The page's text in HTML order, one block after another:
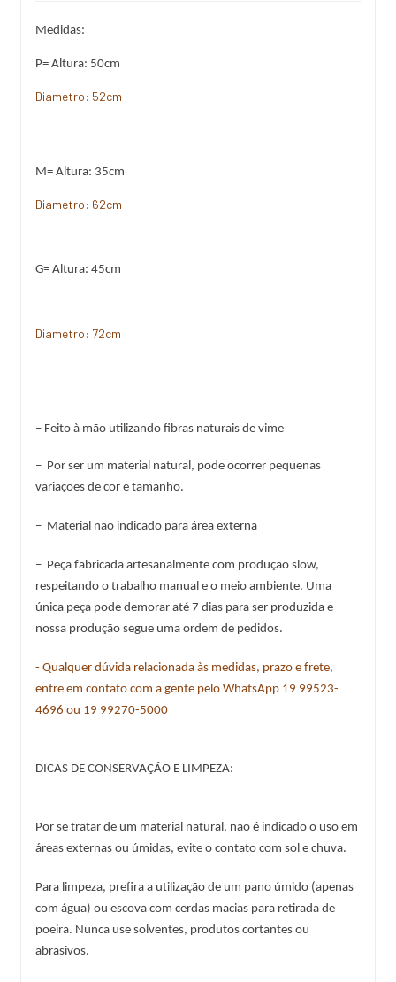
Medidas:
P= Altura: 50cm
Diametro: 52cm
M= Altura: 35cm
Diametro: 62cm
G= Altura: 45cm
Diametro: 72cm
– Feito à mão utilizando fibras naturais de vime
–  Por ser um material natural, pode ocorrer pequenas
variações de cor e tamanho.
– Material não indicado para área externa
–  Peça fabricada artesanalmente com produção slow,
respeitando o trabalho manual e o meio ambiente. Uma
única peça pode demorar até 7 dias para ser produzida e
nossa produção segue uma ordem de pedidos.
- Qualquer dúvida relacionada às medidas, prazo e frete,
entre em contato com a gente pelo WhatsApp 19 99523-
4696 ou 19 99270-5000
DICAS DE CONSERVAÇÃO E LIMPEZA:
Por se tratar de um material natural, não é indicado o uso em
áreas externas ou úmidas, evite o contato com sol e chuva.
Para limpeza, prefira a utilização de um pano úmido (apenas
com água) ou escova com cerdas macias para retirada de
poeira. Nunca use solventes, produtos cortantes ou
abrasivos.